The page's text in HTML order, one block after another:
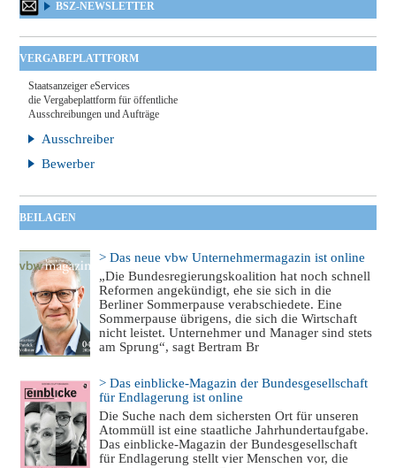
BSZ-NEWSLETTER
VERGABEPLATTFORM
Staatsanzeiger eServices
die Vergabeplattform für öffentliche
Ausschreibungen und Aufträge
Ausschreiber
Bewerber
BEILAGEN
> Das neue vbw Unternehmermagazin ist online
„Die Bundesregierungskoalition hat noch schnell
Reformen angekündigt, ehe sie sich in die
Berliner Sommerpause verabschiedete. Eine
Sommerpause übrigens, die sich die Wirtschaft
nicht leistet. Unternehmer und Manager sind stets
am Sprung“, sagt Bertram Br
> Das einblicke-Magazin der Bundesgesellschaft
für Endlagerung ist online
Die Suche nach dem sichersten Ort für unseren
Atommüll ist eine staatliche Jahrhundertaufgabe.
Das einblicke-Magazin der Bundesgesellschaft
für Endlagerung stellt vier Menschen vor, die